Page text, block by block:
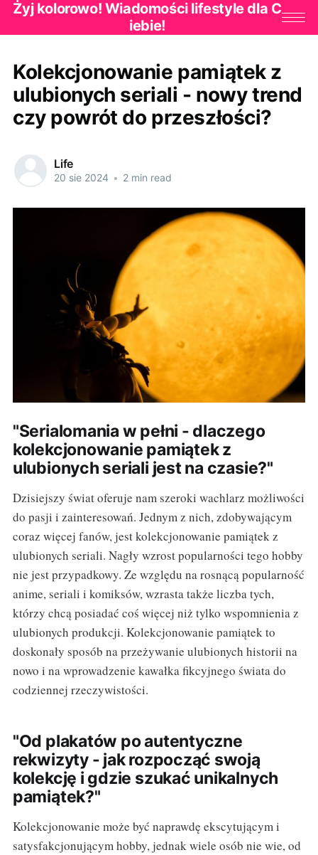
Żyj kolorowo! Wiadomości lifestyle dla C
iebie!
Kolekcjonowanie pamiątek z
ulubionych seriali - nowy trend
czy powrót do przeszłości?
Life
20 sie 2024 • 2 min read
"Serialomania w pełni - dlaczego
kolekcjonowanie pamiątek z
ulubionych seriali jest na czasie?"
Dzisiejszy świat oferuje nam szeroki wachlarz możliwości
do pasji i zainteresowań. Jednym z nich, zdobywającym
coraz więcej fanów, jest kolekcjonowanie pamiątek z
ulubionych seriali. Nagły wzrost popularności tego hobby
nie jest przypadkowy. Ze względu na rosnącą popularność
anime, seriali i komiksów, wzrasta także liczba tych,
którzy chcą posiadać coś więcej niż tylko wspomnienia z
ulubionych produkcji. Kolekcjonowanie pamiątek to
doskonały sposób na przeżywanie ulubionych historii na
nowo i na wprowadzenie kawałka fikcyjnego świata do
codziennej rzeczywistości.
"Od plakatów po autentyczne
rekwizyty - jak rozpocząć swoją
kolekcję i gdzie szukać unikalnych
pamiątek?"
Kolekcjonowanie może być naprawdę ekscytującym i
satysfakcjonującym hobby, jednak wiele osób nie wie, od